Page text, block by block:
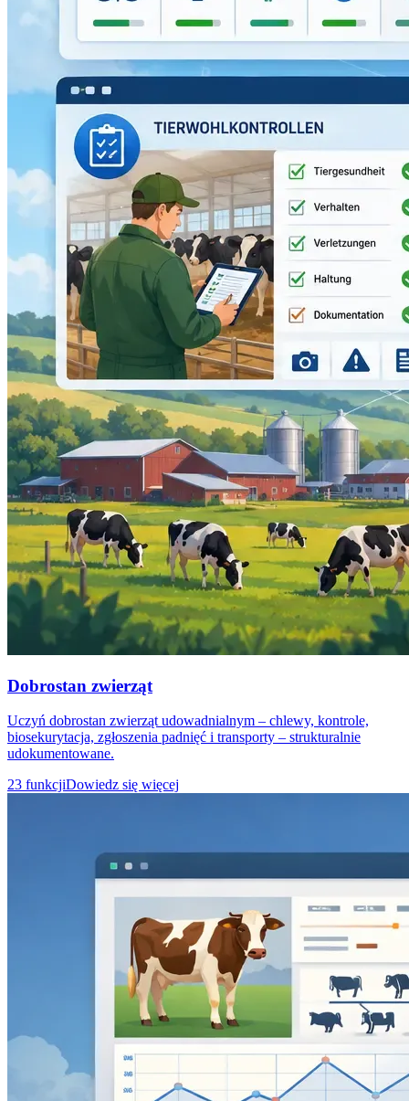
Dobrostan zwierząt
Uczyń dobrostan zwierząt udowadnialnym – chlewy, kontrole,
biosekurytacja, zgłoszenia padnięć i transporty – strukturalnie
udokumentowane.
23 funkcjiDowiedz się więcej